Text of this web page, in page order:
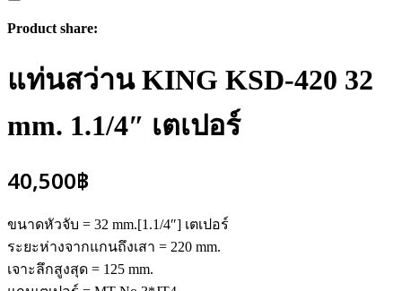
Product share:
แท่นสว่าน KING KSD-420 32
mm. 1.1/4″ เตเปอร์
40,500฿
ขนาดหัวจับ = 32 mm.[1.1/4″] เตเปอร์
ระยะห่างจากแกนถึงเสา = 220 mm.
เจาะลึกสูงสุด = 125 mm.